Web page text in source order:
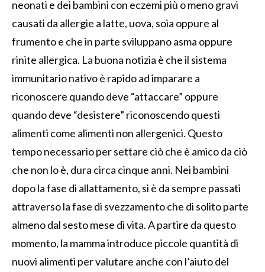
neonati e dei bambini con eczemi più o meno gravi
causati da allergie a latte, uova, soia oppure al
frumento e che in parte sviluppano asma oppure
rinite allergica. La buona notizia è che il sistema
immunitario nativo è rapido ad imparare a
riconoscere quando deve “attaccare” oppure
quando deve “desistere” riconoscendo questi
alimenti come alimenti non allergenici. Questo
tempo necessario per settare ciò che è amico da ciò
che non lo è, dura circa cinque anni. Nei bambini
dopo la fase di allattamento, si è da sempre passati
attraverso la fase di svezzamento che di solito parte
almeno dal sesto mese di vita. A partire da questo
momento, la mamma introduce piccole quantità di
nuovi alimenti per valutare anche con l’aiuto del